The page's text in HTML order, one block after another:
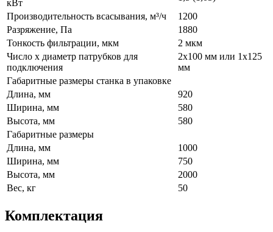
кВт
Производительность всасывания, м³/ч
1200
Разряжение, Па
1880
Тонкость фильтрации, мкм
2 мкм
Число х диаметр патрубков для
подключения
2х100 мм или 1х125
мм
Габаритные размеры станка в упаковке
Длина, мм
920
Ширина, мм
580
Высота, мм
580
Габаритные размеры
Длина, мм
1000
Ширина, мм
750
Высота, мм
2000
Вес, кг
50
Комплектация